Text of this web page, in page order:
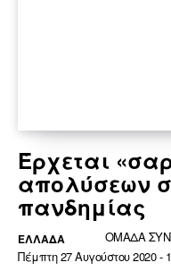
Έρχεται
απολύσεων
πανδημίας
ΕΛΛΆΔΑ ΟΜΑΔΑ
Πέμπτη 27 Αυγούστου 2020 -